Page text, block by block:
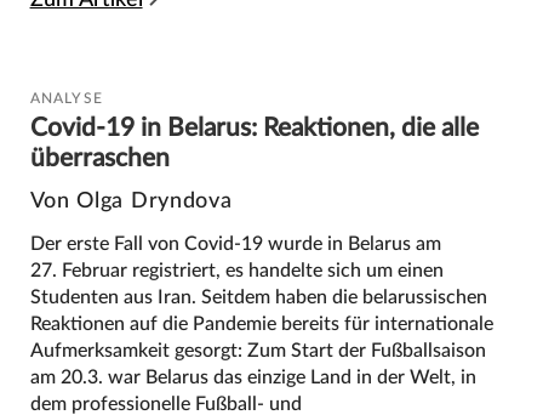
ANALYSE
Covid-19 in Belarus: Reaktionen, die alle
überraschen
Von Olga Dryndova
Der erste Fall von Covid-19 wurde in Belarus am
27. Februar registriert, es handelte sich um einen
Studenten aus Iran. Seitdem haben die belarussischen
Reaktionen auf die Pandemie bereits für internationale
Aufmerksamkeit gesorgt: Zum Start der Fußballsaison
am 20.3. war Belarus das einzige Land in der Welt, in
dem professionelle Fußball- und